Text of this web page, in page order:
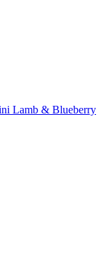
Lamb & Blueberry